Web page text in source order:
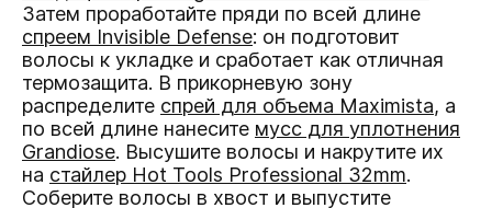
Затем проработайте пряди по всей длине
спреем Invisible Defense: он подготовит
волосы к укладке и сработает как отличная
термозащита. В прикорневую зону
распределите спрей для объема Maximista, а
по всей длине нанесите мусс для уплотнения
Grandiose. Высушите волосы и накрутите их
на стайлер Hot Tools Professional 32mm.
Соберите волосы в хвост и выпустите